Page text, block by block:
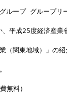
グループリー
平成25度経済産業
東地域）」の紹
無料）